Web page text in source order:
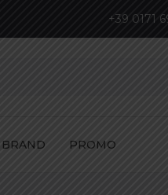
+39 0171
BRAND PROMO